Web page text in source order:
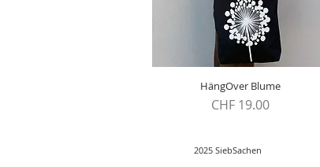
Schnellansicht
HängOver Blume
Preis
CHF 19.00
2025 SiebSachen